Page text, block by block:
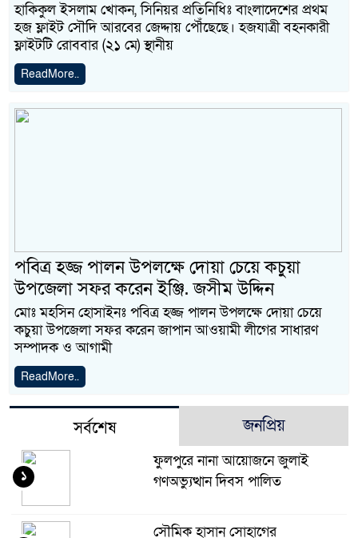
হাকিকুল ইসলাম খোকন, সিনিয়র প্রতিনিধিঃ বাংলাদেশের প্রথম
হজ ফ্লাইট সৌদি আরবের জেদ্দায় পৌঁছেছে। হজযাত্রী বহনকারী
ফ্লাইটটি রোববার (২১ মে) স্থানীয়
ReadMore..
পবিত্র হজ্জ পালন উপলক্ষে দোয়া চেয়ে কচুয়া
উপজেলা সফর করেন ইঞ্জি. জসীম উদ্দিন
মোঃ মহসিন হোসাইনঃ পবিত্র হজ্জ পালন উপলক্ষে দোয়া চেয়ে
কচুয়া উপজেলা সফর করেন জাপান আওয়ামী লীগের সাধারণ
সম্পাদক ও আগামী
ReadMore..
সর্বশেষ জনপ্রিয়
ফুলপুরে নানা আয়োজনে জুলাই
গণঅভ্যুত্থান দিবস পালিত
১
সৌমিক হাসান সোহাগের